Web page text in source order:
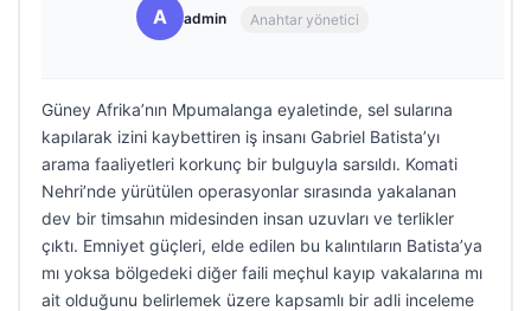
A admin Anahtar yönetici
Güney Afrika’nın Mpumalanga eyaletinde, sel sularına
kapılarak izini kaybettiren iş insanı Gabriel Batista’yı
arama faaliyetleri korkunç bir bulguyla sarsıldı. Komati
Nehri’nde yürütülen operasyonlar sırasında yakalanan
dev bir timsahın midesinden insan uzuvları ve terlikler
çıktı. Emniyet güçleri, elde edilen bu kalıntıların Batista’ya
mı yoksa bölgedeki diğer faili meçhul kayıp vakalarına mı
ait olduğunu belirlemek üzere kapsamlı bir adli inceleme